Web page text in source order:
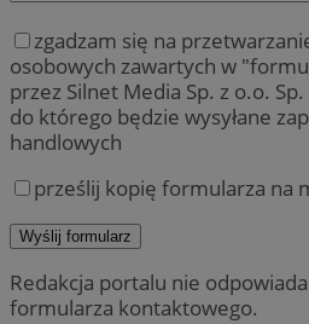
zgadzam się na
osobowych zawartych w
przez Silnet Media Sp. z o.o.
do którego będzie wysyłane
handlowych
prześlij kopię formularza na
Redakcja portalu nie
formularza kontaktowego.